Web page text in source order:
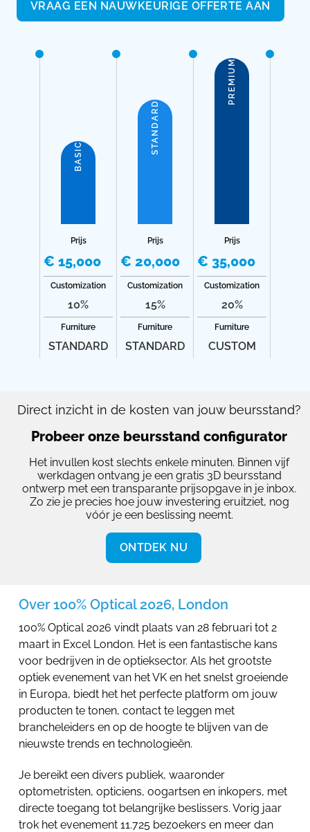
VRAAG EEN NAUWKEURIGE OFFERTE AAN
BASIC
Prijs
€ 15,000
Customization
10%
Furniture
STANDARD
STANDARD
Prijs
€ 20,000
Customization
15%
Furniture
STANDARD
PREMIUM
Prijs
€ 35,000
Customization
20%
Furniture
CUSTOM
Direct inzicht in de kosten van jouw beursstand?
Probeer onze beursstand configurator
Het invullen kost slechts enkele minuten. Binnen vijf
werkdagen ontvang je een gratis 3D beursstand
ontwerp met een transparante prijsopgave in je inbox.
Zo zie je precies hoe jouw investering eruitziet, nog
vóór je een beslissing neemt.
ONTDEK NU
Over 100% Optical 2026, London
100% Optical 2026 vindt plaats van 28 februari tot 2
maart in Excel London. Het is een fantastische kans
voor bedrijven in de optieksector. Als het grootste
optiek evenement van het VK en het snelst groeiende
in Europa, biedt het het perfecte platform om jouw
producten te tonen, contact te leggen met
brancheleiders en op de hoogte te blijven van de
nieuwste trends en technologieën.
Je bereikt een divers publiek, waaronder
optometristen, opticiens, oogartsen en inkopers, met
directe toegang tot belangrijke beslissers. Vorig jaar
trok het evenement 11.725 bezoekers en meer dan